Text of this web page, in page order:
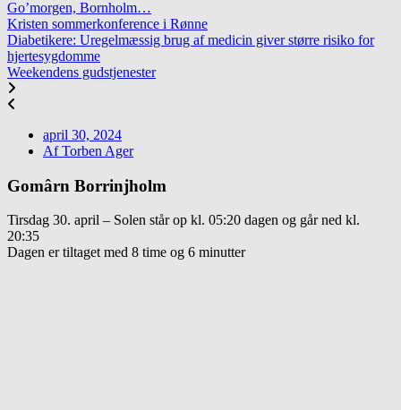
Go’morgen, Bornholm…
Kristen sommerkonference i Rønne
Diabetikere: Uregelmæssig brug af medicin giver større risiko for
hjertesygdomme
Weekendens gudstjenester
april 30, 2024
AfTorben Ager
Gomârn Borrinjholm
Tirsdag 30. april – Solen står op kl. 05:20 dagen og går ned kl.
20:35
Dagen er tiltaget med 8 time og 6 minutter